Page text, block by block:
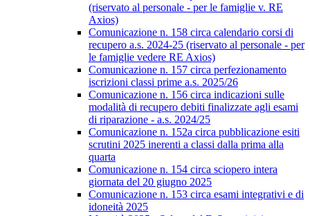
(riservato al personale - per le famiglie v. RE
Axios)
Comunicazione n. 158 circa calendario corsi di
recupero a.s. 2024-25 (riservato al personale - per
le famiglie vedere RE Axios)
Comunicazione n. 157 circa perfezionamento
iscrizioni classi prime a.s. 2025/26
Comunicazione n. 156 circa indicazioni sulle
modalità di recupero debiti finalizzate agli esami
di riparazione - a.s. 2024/25
Comunicazione n. 152a circa pubblicazione esiti
scrutini 2025 inerenti a classi dalla prima alla
quarta
Comunicazione n. 154 circa sciopero intera
giornata del 20 giugno 2025
Comunicazione n. 153 circa esami integrativi e di
idoneità 2025